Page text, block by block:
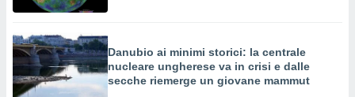
Danubio ai minimi storici: la centrale
nucleare ungherese va in crisi e dalle
secche riemerge un giovane mammut